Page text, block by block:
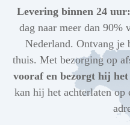
Levering binnen 24 uur:
dag naar meer dan 90%
Nederland. Ontvang
thuis. Met bezorging op
vooraf en bezorgt hij
kan hij het achterlaten op